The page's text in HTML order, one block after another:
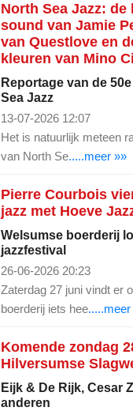
North Sea Jazz:
sound van Jamie
van Questlove en
kleuren van Mino
Reportage van de
Sea Jazz
13-07-2026 12:07
Het is natuurlijk meteen
van North Se.....meer »»
Pierre Courbois
jazz met Hoeve
Welsumse boerderij
jazzfestival
26-06-2026 20:23
Zaterdag 27 juni vindt er
boerderij iets hee.....meer
Komende zondag
Hilversumse
Eijk & De Rijk, Cesar
anderen